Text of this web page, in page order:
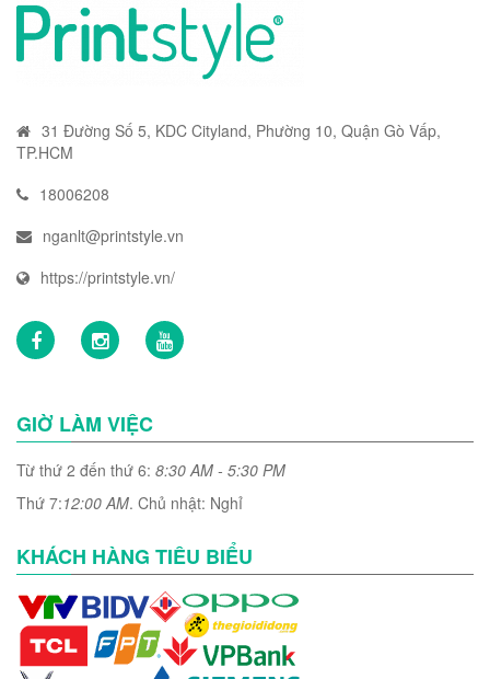
31 Đường Số 5, KDC Cityland, Phường 10, Quận Gò Vấp,
TP.HCM
18006208
nganlt@printstyle.vn
https://printstyle.vn/
GIỜ LÀM VIỆC
Từ thứ 2 đến thứ 6: 8:30 AM - 5:30 PM
Thứ 7:12:00 AM. Chủ nhật: Nghỉ
KHÁCH HÀNG TIÊU BIỂU